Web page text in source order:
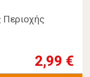
Περιοχής
2,99 €